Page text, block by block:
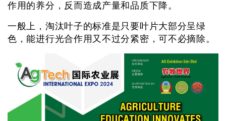
作用的养分，反而造成产量和品质下降。
一般上，淘汰叶子的标准是只要叶片大部分呈绿
色，能进行光合作用又不过分紧密，可不必摘除。